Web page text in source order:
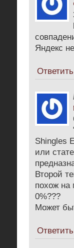
Яндекс
Ответить
Shingles
или
Второй
похож на
0%???
Может
Ответить